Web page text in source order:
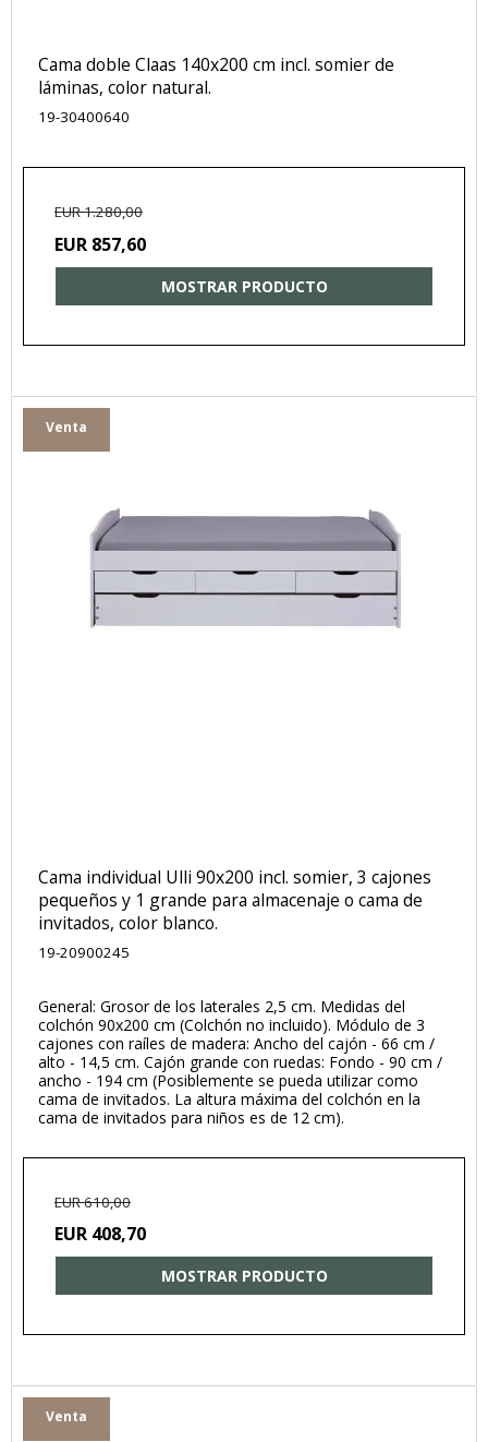
Cama doble Claas 140x200 cm incl. somier de
láminas, color natural.
19-30400640
EUR 1.280,00
EUR 857,60
MOSTRAR PRODUCTO
Venta
Cama individual Ulli 90x200 incl. somier, 3 cajones
pequeños y 1 grande para almacenaje o cama de
invitados, color blanco.
19-20900245
General: Grosor de los laterales 2,5 cm. Medidas del
colchón 90x200 cm (Colchón no incluido). Módulo de 3
cajones con raíles de madera: Ancho del cajón - 66 cm /
alto - 14,5 cm. Cajón grande con ruedas: Fondo - 90 cm /
ancho - 194 cm (Posiblemente se pueda utilizar como
cama de invitados. La altura máxima del colchón en la
cama de invitados para niños es de 12 cm).
EUR 610,00
EUR 408,70
MOSTRAR PRODUCTO
Venta